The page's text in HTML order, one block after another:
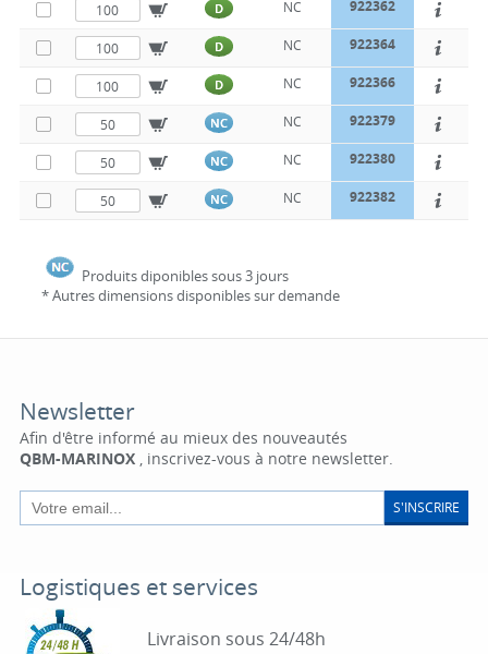
D NC 922362
D NC 922364
D NC 922366
NC NC 922379
NC NC 922380
NC NC 922382
Produits diponibles sous 3 jours
* Autres dimensions disponibles sur demande
Newsletter
Afin d'être informé au mieux des nouveautés
QBM-MARINOX, inscrivez-vous à notre newsletter.
S'INSCRIRE
Logistiques et services
Livraison sous 24/48h